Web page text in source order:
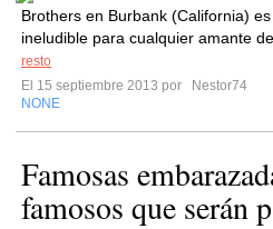
Brothers en Burbank (California)
ineludible para cualquier amante
resto
El 15 septiembre 2013 por
Nestor74
NONE
Famosas
famosos que serán